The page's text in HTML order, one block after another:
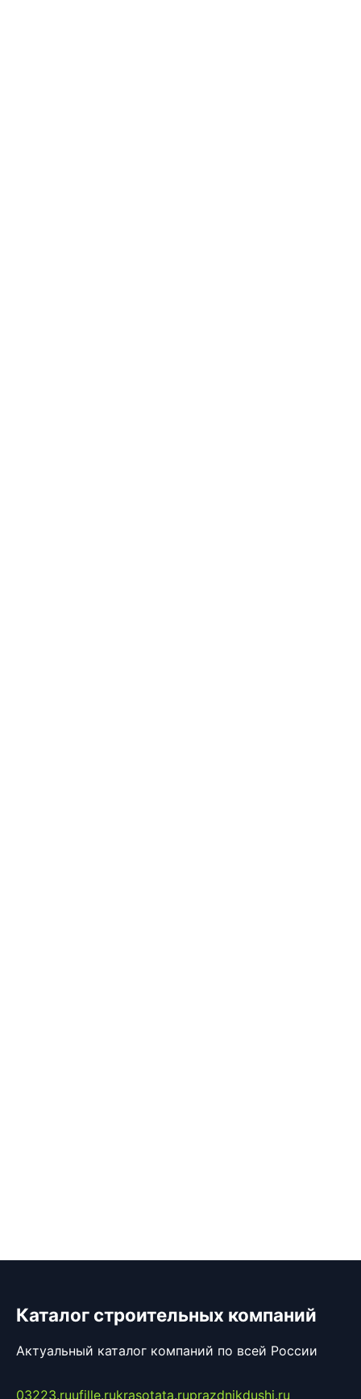
Каталог строительных компаний
Актуальный каталог компаний по всей России
03223.ruufille.rukrasotata.ruprazdnikdushi.ru